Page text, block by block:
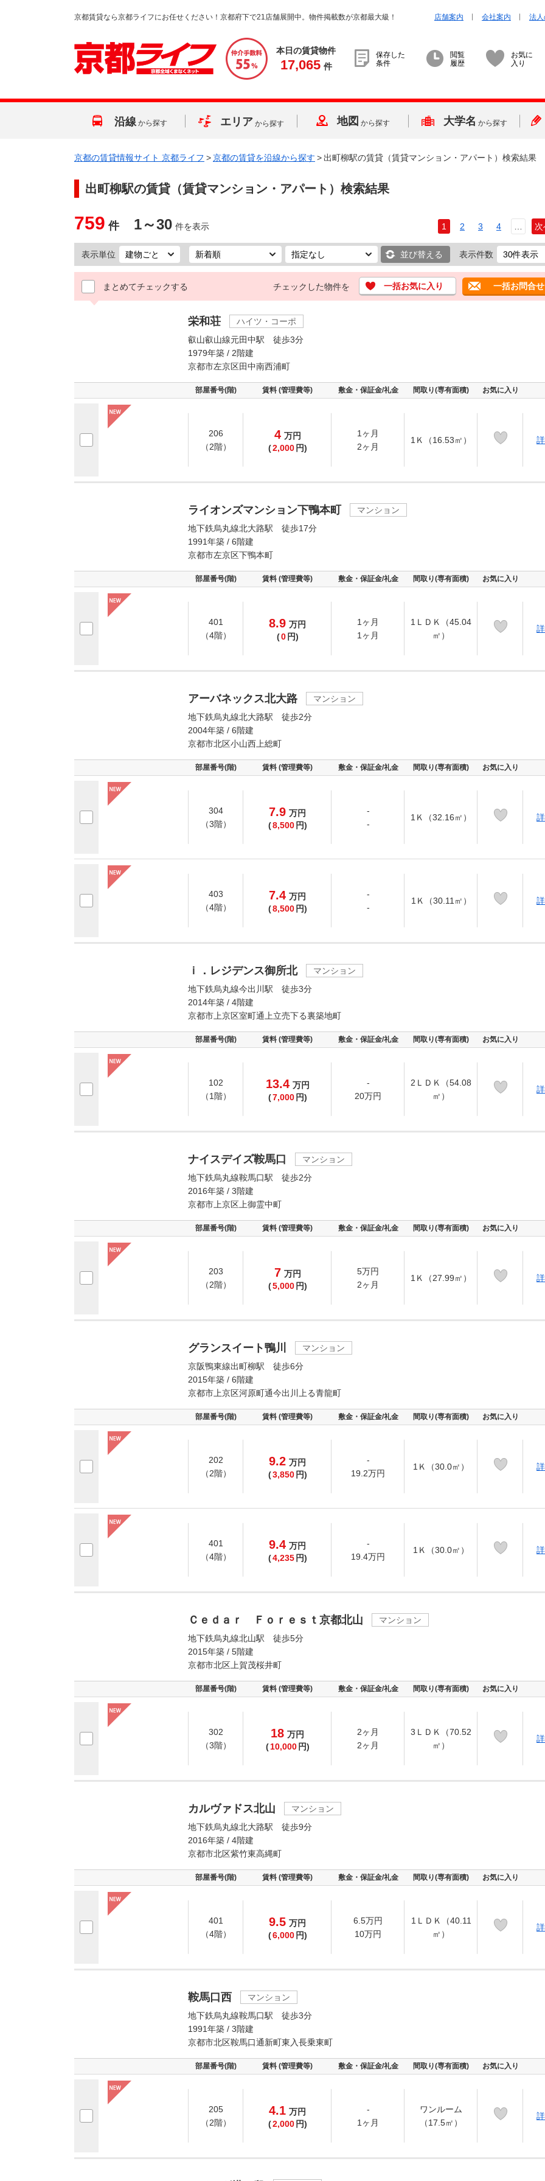
京都賃貸なら京都ライフにお任せください！京都府下で21店舗展開中。物件掲載数が京都最大級！ 店舗案内 会社案内 法
本日の賃貸物件
17,065 件
保存した
条件
閲覧
履歴
お気に
入り
沿線 から探す エリア から探す 地図 から探す 大学名 から探す
京都の賃貸情報サイト 京都ライフ >京都の賃貸を沿線から探す > 出町柳駅の賃貸（賃貸マンション・アパート）検索結果
出町柳駅の賃貸（賃貸マンション・アパート）検索結果
759 件 1～30 件を表示 1 2 3 4
表示単位 並び替える 表示件数
まとめてチェックする チェックした物件を 一括お気に入り 一括お問合せ
栄和荘
ハイツ・コーポ
叡山叡山線元田中駅 徒歩3分
1979年築 / 2階建
京都市左京区田中南西浦町
部屋番号(階) 賃料 (管理費等) 敷金・保証金/礼金 間取り(専有面積) お気に入り
206
（2階）
4 万円
(2,000 円)
1ヶ月
2ヶ月
1Ｋ（16.53㎡）
ライオンズマンション下鴨本町
マンション
地下鉄烏丸線北大路駅 徒歩17分
1991年築 / 6階建
京都市左京区下鴨本町
部屋番号(階) 賃料 (管理費等) 敷金・保証金/礼金 間取り(専有面積) お気に入り
401
（4階）
8.9 万円
(0 円)
1ヶ月
1ヶ月
1ＬＤＫ（45.04
㎡）
アーバネックス北大路
マンション
地下鉄烏丸線北大路駅 徒歩2分
2004年築 / 6階建
京都市北区小山西上総町
部屋番号(階) 賃料 (管理費等) 敷金・保証金/礼金 間取り(専有面積) お気に入り
304
（3階）
7.9 万円
(8,500 円)
-
-
1Ｋ（32.16㎡）
403
（4階）
7.4 万円
(8,500 円)
-
-
1Ｋ（30.11㎡）
ｉ．レジデンス御所北
マンション
地下鉄烏丸線今出川駅 徒歩3分
2014年築 / 4階建
京都市上京区室町通上立売下る裏築地町
部屋番号(階) 賃料 (管理費等) 敷金・保証金/礼金 間取り(専有面積) お気に入り
102
（1階）
13.4 万円
(7,000 円)
-
20万円
2ＬＤＫ（54.08
㎡）
ナイスデイズ鞍馬口
マンション
地下鉄烏丸線鞍馬口駅 徒歩2分
2016年築 / 3階建
京都市上京区上御霊中町
部屋番号(階) 賃料 (管理費等) 敷金・保証金/礼金 間取り(専有面積) お気に入り
203
（2階）
7 万円
(5,000 円)
5万円
2ヶ月
1Ｋ（27.99㎡）
グランスイート鴨川
マンション
京阪鴨東線出町柳駅 徒歩6分
2015年築 / 6階建
京都市上京区河原町通今出川上る青龍町
部屋番号(階) 賃料 (管理費等) 敷金・保証金/礼金 間取り(専有面積) お気に入り
202
（2階）
9.2 万円
(3,850 円)
-
19.2万円
1Ｋ（30.0㎡）
401
（4階）
9.4 万円
(4,235 円)
-
19.4万円
1Ｋ（30.0㎡）
Ｃｅｄａｒ Ｆｏｒｅｓｔ京都北山
マンション
地下鉄烏丸線北山駅 徒歩5分
2015年築 / 5階建
京都市北区上賀茂桜井町
部屋番号(階) 賃料 (管理費等) 敷金・保証金/礼金 間取り(専有面積) お気に入り
302
（3階）
18 万円
( 10,000 円)
2ヶ月
2ヶ月
3ＬＤＫ（70.52
㎡）
カルヴァドス北山
マンション
地下鉄烏丸線北大路駅 徒歩9分
2016年築 / 4階建
京都市北区紫竹東高縄町
部屋番号(階) 賃料 (管理費等) 敷金・保証金/礼金 間取り(専有面積) お気に入り
401
（4階）
9.5 万円
(6,000 円)
6.5万円
10万円
1ＬＤＫ（40.11
㎡）
鞍馬口西
マンション
地下鉄烏丸線鞍馬口駅 徒歩3分
1991年築 / 3階建
京都市北区鞍馬口通新町東入長乗東町
部屋番号(階) 賃料 (管理費等) 敷金・保証金/礼金 間取り(専有面積) お気に入り
205
（2階）
4.1 万円
(2,000 円)
-
1ヶ月
ワンルーム
（17.5㎡）